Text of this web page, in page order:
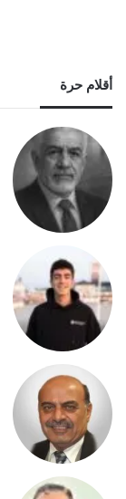
أقلام حرة